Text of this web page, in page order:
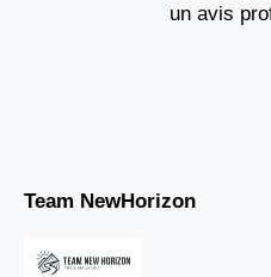
un avis
Team NewHorizon